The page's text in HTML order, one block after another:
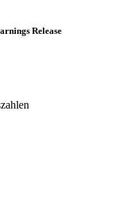
Release